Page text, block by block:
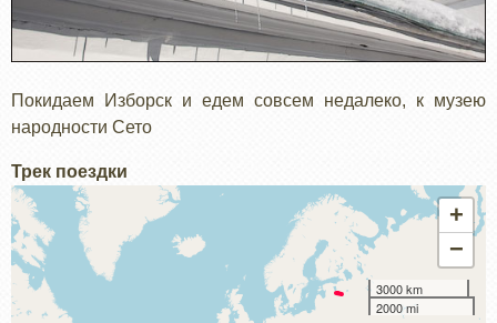
Покидаем Изборск и едем совсем недалеко, к музею
народности Сето
Трек поездки
+
−
3000 km
2000 mi